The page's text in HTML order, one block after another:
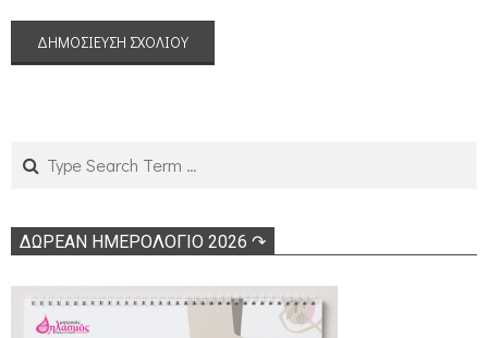
ΔΩΡΕΑΝ ΗΜΕΡΟΛΟΓΙΟ 2026 ↷